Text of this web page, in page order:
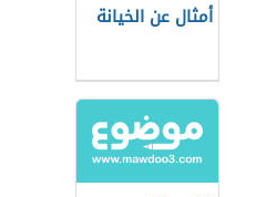
أمثال عن الخيانة